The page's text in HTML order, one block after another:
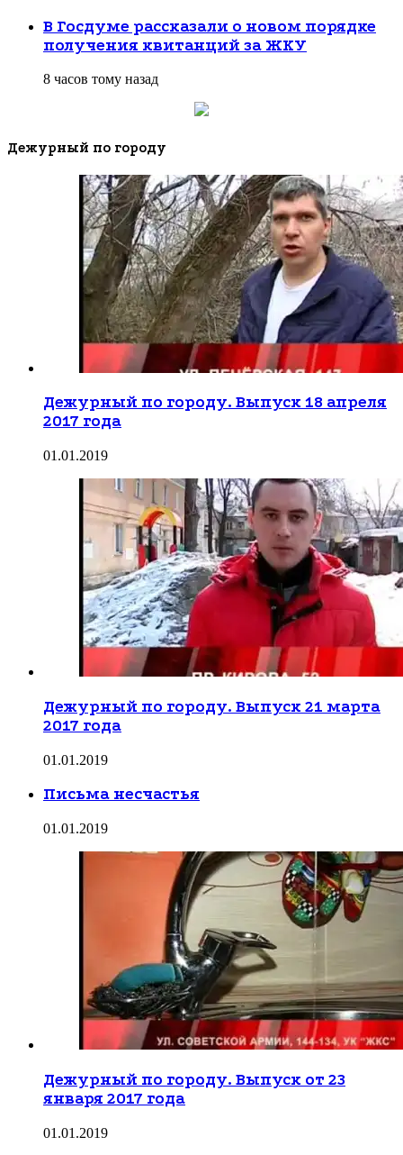
В Госдуме рассказали о новом порядке
получения квитанций за ЖКУ
8 часов тому назад
Дежурный по городу
Дежурный по городу. Выпуск 18 апреля
2017 года
01.01.2019
Дежурный по городу. Выпуск 21 марта
2017 года
01.01.2019
Письма несчастья
01.01.2019
Дежурный по городу. Выпуск от 23
января 2017 года
01.01.2019